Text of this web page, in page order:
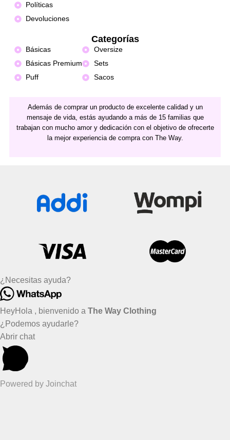
Políticas
Devoluciones
Categorías
Básicas
Básicas Premium
Puff
Oversize
Sets
Sacos
Además de comprar un producto de excelente calidad y un
mensaje de vida, estás ayudando a más de 15 familias que
trabajan con mucho amor y dedicación con el objetivo de ofrecerte
la mejor experiencia de compra con The Way.
¿Necesitas ayuda?
HeyHola , bienvenido a The Way Clothing
¿Podemos ayudarle?
Abrir chat
Powered by Joinchat